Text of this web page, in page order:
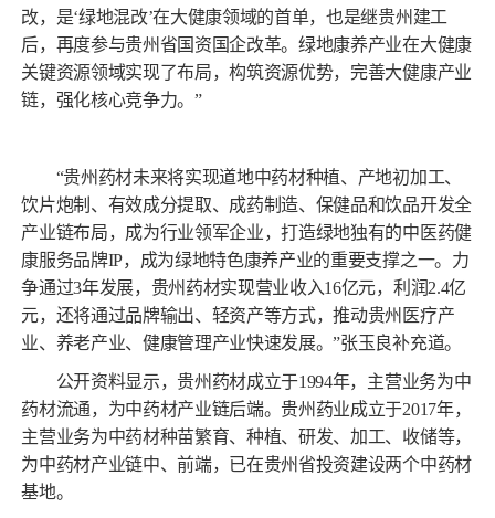
改，是‘绿地混改’在大健康领域的首单，也是继贵州建工
后，再度参与贵州省国资国企改革。绿地康养产业在大健康
关键资源领域实现了布局，构筑资源优势，完善大健康产业
链，强化核心竞争力。”
“贵州药材未来将实现道地中药材种植、产地初加工、
饮片炮制、有效成分提取、成药制造、保健品和饮品开发全
产业链布局，成为行业领军企业，打造绿地独有的中医药健
康服务品牌IP，成为绿地特色康养产业的重要支撑之一。力
争通过3年发展，贵州药材实现营业收入16亿元，利润2.4亿
元，还将通过品牌输出、轻资产等方式，推动贵州医疗产
业、养老产业、健康管理产业快速发展。”张玉良补充道。
公开资料显示，贵州药材成立于1994年，主营业务为中
药材流通，为中药材产业链后端。贵州药业成立于2017年，
主营业务为中药材种苗繁育、种植、研发、加工、收储等，
为中药材产业链中、前端，已在贵州省投资建设两个中药材
基地。